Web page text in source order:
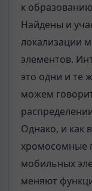
к
Найдены и
локализации
элементов.
это одни и те
можем
Однако, и как
хромосомные
мобильных
меняют